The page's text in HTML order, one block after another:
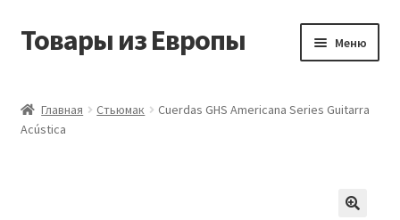
Перейти
Перейти
Товары из Европы Меню
Виды доставки
Главная Стьюмак
Cuerdas GHS Americana Series Guitarra
Acústica